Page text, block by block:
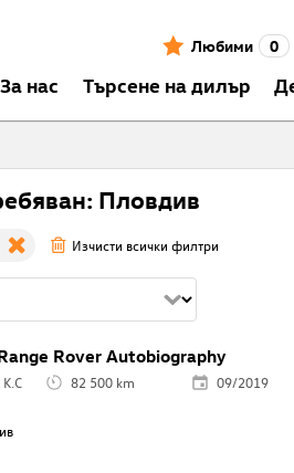
Любими 0
За нас Търсене на дилър
Пловдив
Изчисти всички филтри
Rover Autobiography
82 500 km
09/2019